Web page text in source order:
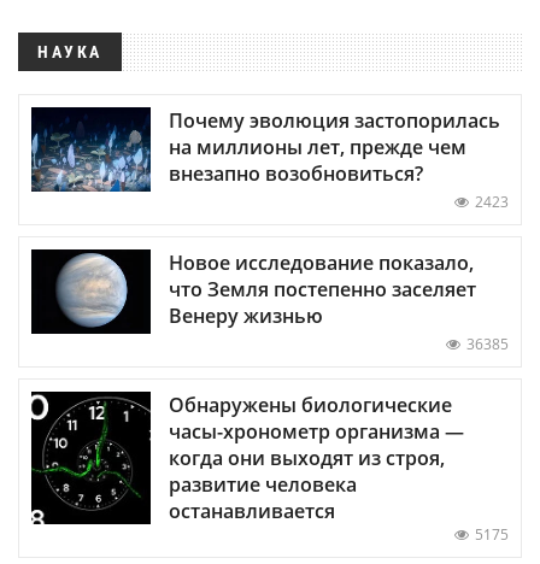
НАУКА
Почему эволюция застопорилась
на миллионы лет, прежде чем
внезапно возобновиться?
2423
Новое исследование показало,
что Земля постепенно заселяет
Венеру жизнью
36385
Обнаружены биологические
часы-хронометр организма —
когда они выходят из строя,
развитие человека
останавливается
5175